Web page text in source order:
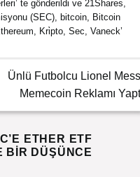
’ te gönderildi ve 21Shares
(SEC) ,bitcoin Bitcoin
Kri̇pto ,Sec ,Vaneck’
Ünlü Futbolcu Lionel
Memecoin Reklamı
ETHER ETF
BIR DÜŞÜNCE